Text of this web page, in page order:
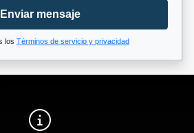
Enviar mensaje
los Términos de servicio y privacidad